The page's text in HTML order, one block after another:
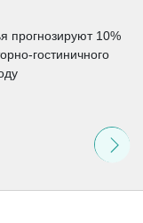
прогнозируют 10%
гостиничного